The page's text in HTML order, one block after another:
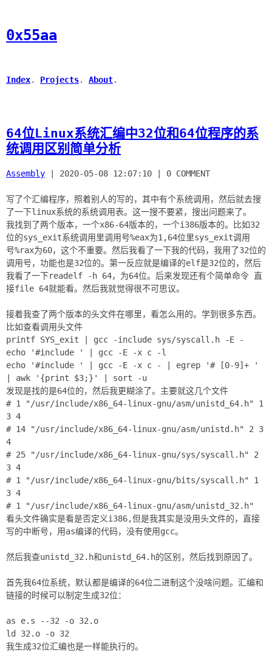
0x55aa
Index. Projects. About.
64位Linux系统汇编中32位和64位程序的系
统调用区别简单分析
Assembly 2020-05-08 12:07:10 0 COMMENT
写了个汇编程序，照着别人的写的，其中有个系统调用，然后就去搜
了一下linux系统的系统调用表。这一搜不要紧，搜出问题来了。
我找到了两个版本，一个x86-64版本的，一个i386版本的。比如32
位的sys_exit系统调用里调用号%eax为1,64位里sys_exit调用
号%rax为60，这个不重要。然后我看了一下我的代码，我用了32位的
调用号，功能也是32位的。第一反应就是编译的elf是32位的，然后
我看了一下readelf -h 64，为64位。后来发现还有个简单命令 直
接file 64就能看。然后我就觉得很不可思议。
接着我查了两个版本的头文件在哪里，看怎么用的。学到很多东西。
比如查看调用头文件
printf SYS_exit | gcc -include sys/syscall.h -E -
echo '#include
' | gcc -E -x c -l
echo '#include
' | gcc -E -x c - | egrep '# [0-9]+ '
| awk '{print $3;}' | sort -u
发现是找的是64位的，然后我更糊涂了。主要就这几个文件
# 1 "/usr/include/x86_64-linux-gnu/asm/unistd_64.h" 1
3 4
# 14 "/usr/include/x86_64-linux-gnu/asm/unistd.h" 2 3
4
# 25 "/usr/include/x86_64-linux-gnu/sys/syscall.h" 2
3 4
# 1 "/usr/include/x86_64-linux-gnu/bits/syscall.h" 1
3 4
# 1 "/usr/include/x86_64-linux-gnu/asm/unistd_32.h"
看头文件确实是看是否定义i386,但是我其实是没用头文件的，直接
写的中断号，用as编译的代码，没有使用gcc。
然后我查unistd_32.h和unistd_64.h的区别，然后找到原因了。
首先我64位系统，默认都是编译的64位二进制这个没啥问题。汇编和
链接的时候可以制定生成32位：
as e.s --32 -o 32.o
ld 32.o -o 32
我生成32位汇编也是一样能执行的。